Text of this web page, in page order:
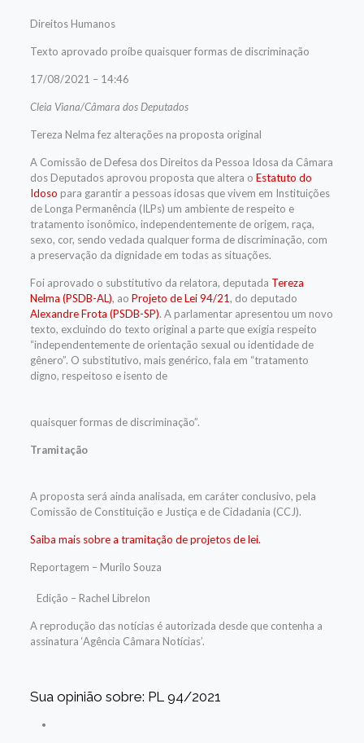
Direitos Humanos
Texto aprovado proíbe quaisquer formas de discriminação
17/08/2021 – 14:46
Cleia Viana/Câmara dos Deputados
Tereza Nelma fez alterações na proposta original
A Comissão de Defesa dos Direitos da Pessoa Idosa da Câmara
dos Deputados aprovou proposta que altera o Estatuto do
Idoso para garantir a pessoas idosas que vivem em Instituições
de Longa Permanência (ILPs) um ambiente de respeito e
tratamento isonômico, independentemente de origem, raça,
sexo, cor, sendo vedada qualquer forma de discriminação, com
a preservação da dignidade em todas as situações.
Foi aprovado o substitutivo da relatora, deputada Tereza
Nelma (PSDB-AL), ao Projeto de Lei 94/21, do deputado
Alexandre Frota (PSDB-SP). A parlamentar apresentou um novo
texto, excluindo do texto original a parte que exigia respeito
“independentemente de orientação sexual ou identidade de
gênero”. O substitutivo, mais genérico, fala em “tratamento
digno, respeitoso e isento de
quaisquer formas de discriminação”.
Tramitação
A proposta será ainda analisada, em caráter conclusivo, pela
Comissão de Constituição e Justiça e de Cidadania (CCJ).
Saiba mais sobre a tramitação de projetos de lei.
Reportagem – Murilo Souza
Edição – Rachel Librelon
A reprodução das notícias é autorizada desde que contenha a
assinatura ‘Agência Câmara Notícias’.
Sua opinião sobre: PL 94/2021